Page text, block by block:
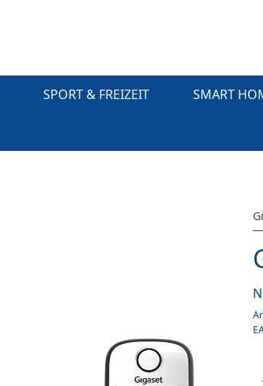
SPORT & FREIZEIT SMART